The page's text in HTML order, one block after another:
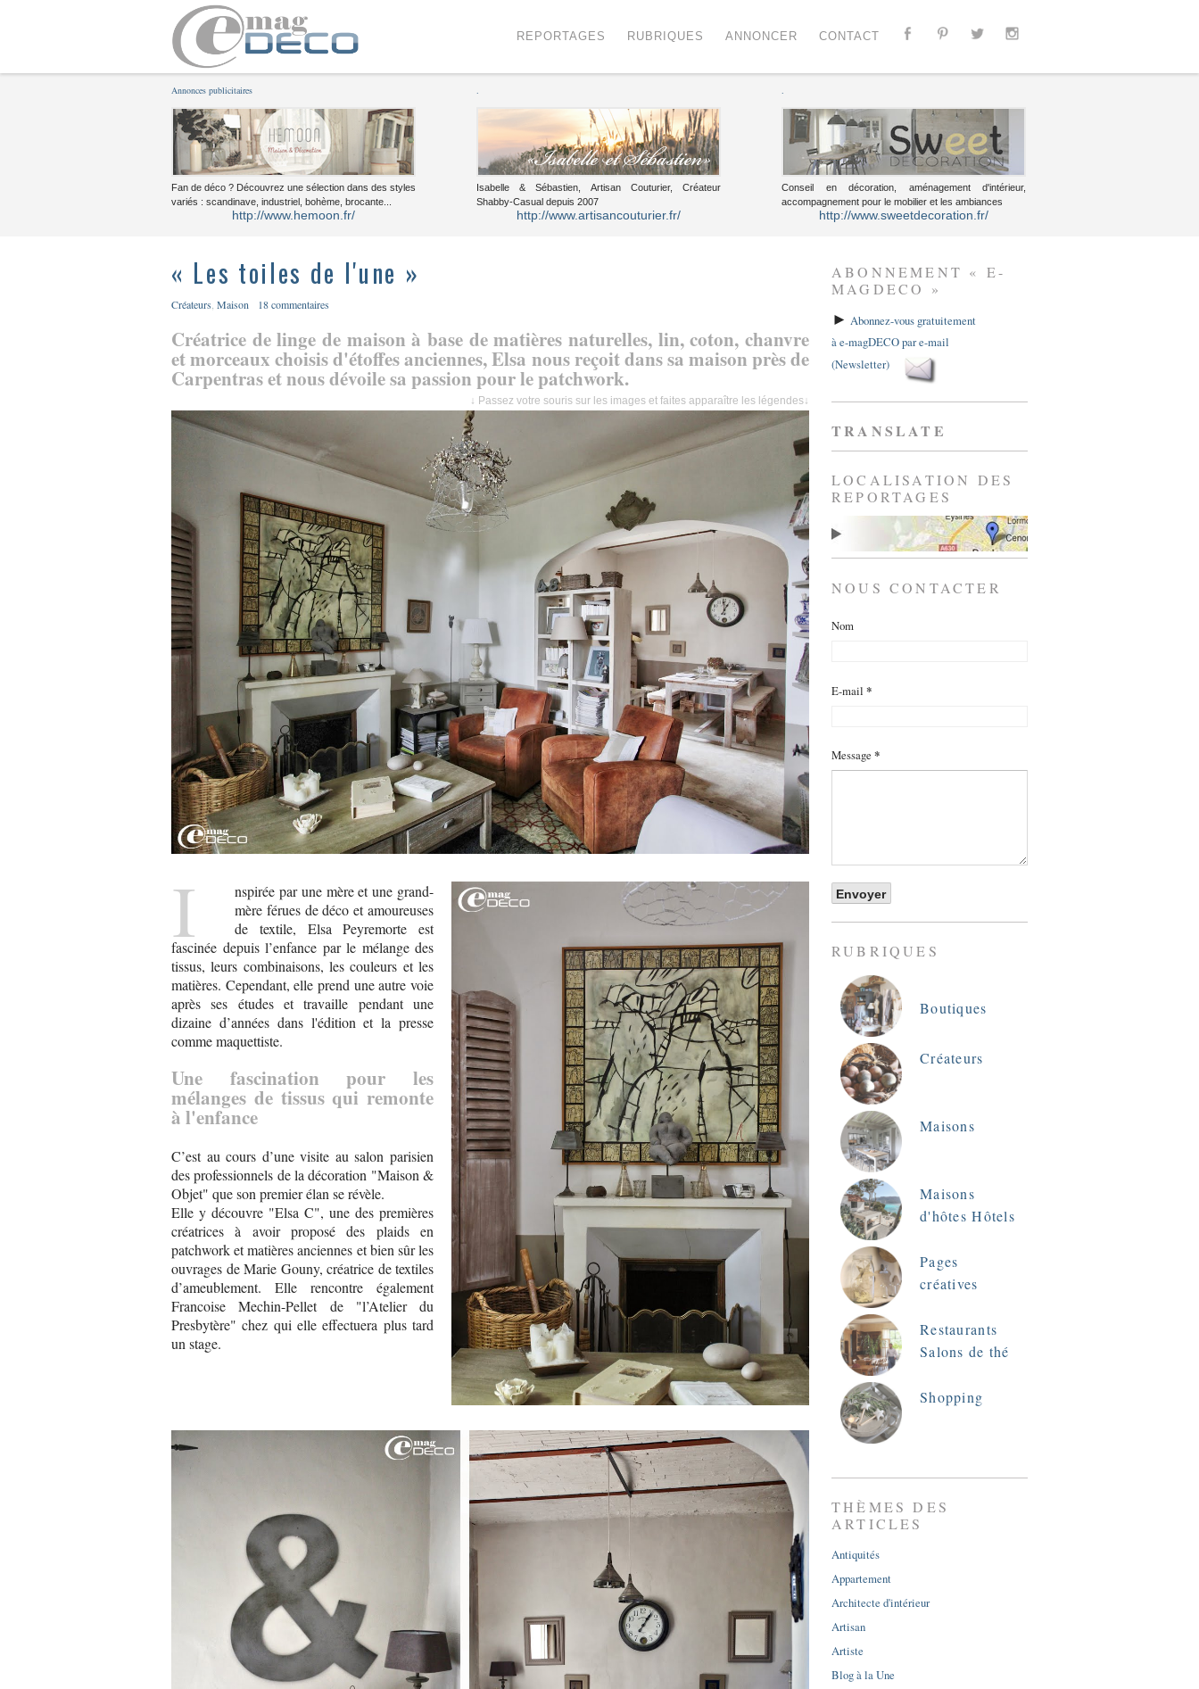
REPORTAGES RUBRIQUES ANNONCER CONTACT
Annonces publicitaires
Fan de déco ? Découvrez une sélection dans des styles
variés : scandinave, industriel, bohème, brocante...
http://www.hemoon.fr/
Isabelle & Sébastien, Artisan Couturier, Créateur
Shabby-Casual depuis 2007
http://www.artisancouturier.fr/
Conseil en décoration, aménagement d'intérieur,
accompagnement pour le mobilier et les ambiances
http://www.sweetdecoration.fr/
« Les toiles de l'une »
Créateurs Maison 18 commentaires
Créatrice de linge de maison à base de matières naturelles, lin, coton, chanvre
et morceaux choisis d'étoffes anciennes, Elsa nous reçoit dans sa maison près de
Carpentras et nous dévoile sa passion pour le patchwork.
↓ Passez votre souris sur les images et faites apparaître les légendes↓
I
nspirée par une mère et une grand-
mère férues de déco et amoureuses
de textile, Elsa Peyremorte est
fascinée depuis l’enfance par le mélange des
tissus, leurs combinaisons, les couleurs et les
matières. Cependant, elle prend une autre voie
après ses études et travaille pendant une
dizaine d’années dans l'édition et la presse
comme maquettiste.
Une fascination pour les
mélanges de tissus qui remonte
à l'enfance
C’est au cours d’une visite au salon parisien
des professionnels de la décoration "Maison &
Objet" que son premier élan se révèle.
Elle y découvre "Elsa C", une des premières
créatrices à avoir proposé des plaids en
patchwork et matières anciennes et bien sûr les
ouvrages de Marie Gouny, créatrice de textiles
d’ameublement. Elle rencontre également
Francoise Mechin-Pellet de "l’Atelier du
Presbytère" chez qui elle effectuera plus tard
un stage.
ABONNEMENT « E-
MAGDECO »
► Abonnez-vous gratuitement
à e-magDECO par e-mail
(Newsletter)
TRANSLATE
LOCALISATION DES
REPORTAGES
NOUS CONTACTER
Nom
E-mail *
Message *
RUBRIQUES
Boutiques
Créateurs
Maisons
Maisons
d'hôtes Hôtels
Pages
créatives
Restaurants
Salons de thé
Shopping
THÈMES DES
ARTICLES
Antiquités
Appartement
Architecte d'intérieur
Artisan
Artiste
Blog à la Une